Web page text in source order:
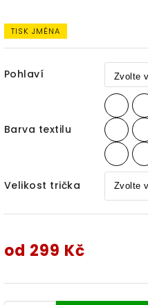
TISK JMÉNA
Pohlaví
Barva textilu
Velikost trička
od 299 Kč